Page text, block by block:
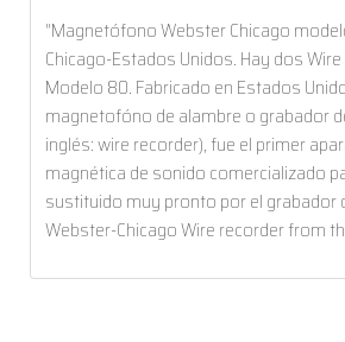
"Magnetófono Webster Chicago
Chicago-Estados Unidos. Hay dos
Modelo 80. Fabricado en Estados
magnetofóno de alambre o grabador
inglés: wire recorder), fue el primer
magnética de sonido comercializado
sustituido muy pronto por el grabador
Webster-Chicago Wire recorder from